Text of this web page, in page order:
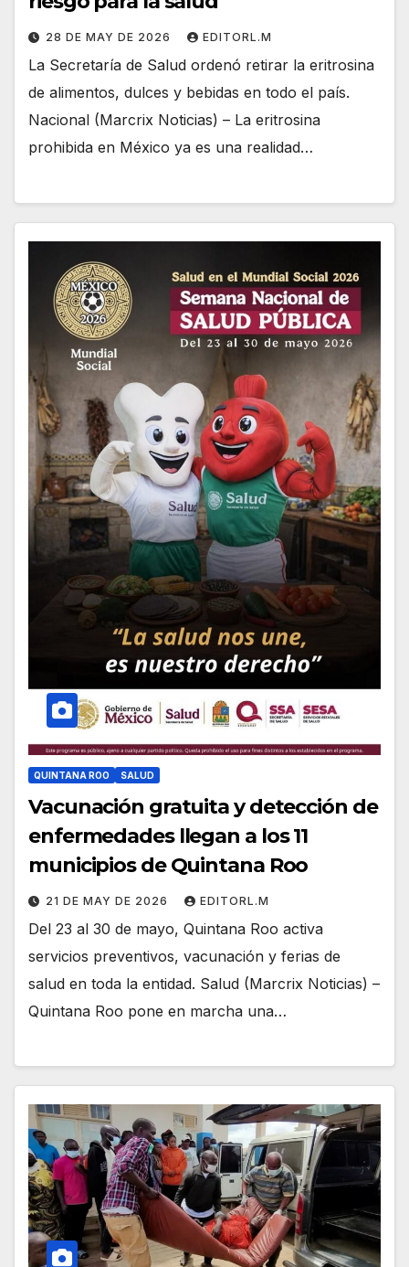
28 DE MAY DE 2026 EDITORL.M
La Secretaría de Salud ordenó retirar la eritrosina
de alimentos, dulces y bebidas en todo el país.
Nacional (Marcrix Noticias) – La eritrosina
prohibida en México ya es una realidad…
QUINTANA ROO SALUD
Vacunación gratuita y detección de
enfermedades llegan a los 11
municipios de Quintana Roo
21 DE MAY DE 2026 EDITORL.M
Del 23 al 30 de mayo, Quintana Roo activa
servicios preventivos, vacunación y ferias de
salud en toda la entidad. Salud (Marcrix Noticias) –
Quintana Roo pone en marcha una…